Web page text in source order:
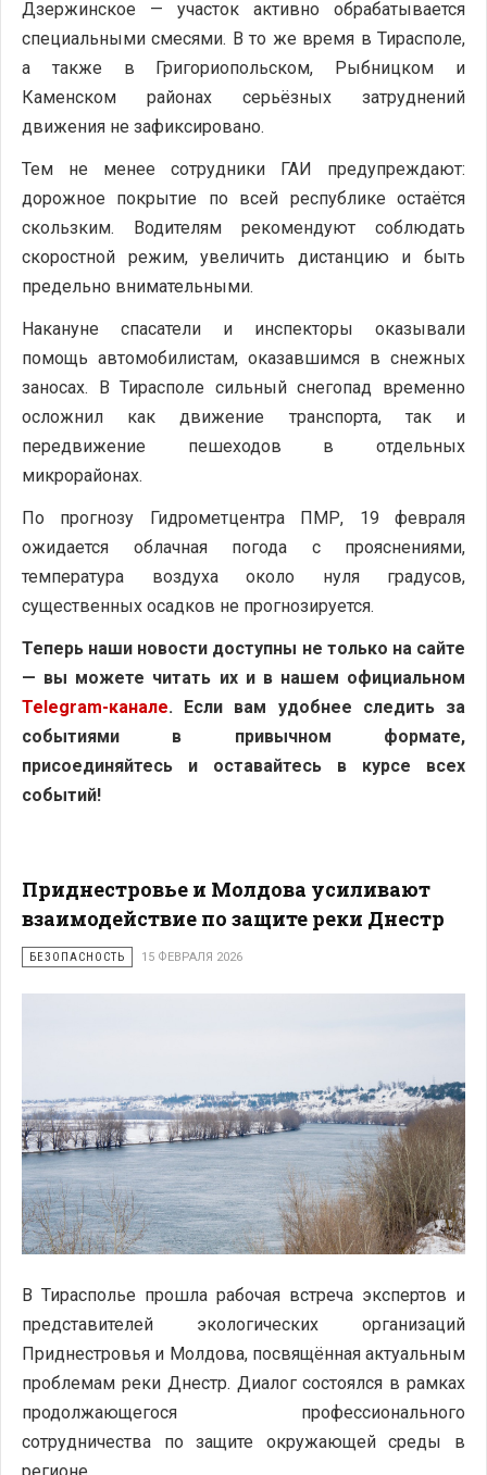
Дзержинское — участок активно обрабатывается
специальными смесями. В то же время в Тирасполе,
а также в Григориопольском, Рыбницком и
Каменском районах серьёзных затруднений
движения не зафиксировано.
Тем не менее сотрудники ГАИ предупреждают:
дорожное покрытие по всей республике остаётся
скользким. Водителям рекомендуют соблюдать
скоростной режим, увеличить дистанцию и быть
предельно внимательными.
Накануне спасатели и инспекторы оказывали
помощь автомобилистам, оказавшимся в снежных
заносах. В Тирасполе сильный снегопад временно
осложнил как движение транспорта, так и
передвижение пешеходов в отдельных
микрорайонах.
По прогнозу Гидрометцентра ПМР, 19 февраля
ожидается облачная погода с прояснениями,
температура воздуха около нуля градусов,
существенных осадков не прогнозируется.
Теперь наши новости доступны не только на сайте
— вы можете читать их и в нашем официальном
Telegram-канале. Если вам удобнее следить за
событиями в привычном формате,
присоединяйтесь и оставайтесь в курсе всех
событий!
Приднестровье и Молдова усиливают
взаимодействие по защите реки Днестр
БЕЗОПАСНОСТЬ 15 ФЕВРАЛЯ 2026
В Тирасполье прошла рабочая встреча экспертов и
представителей экологических организаций
Приднестровья и Молдова, посвящённая актуальным
проблемам реки Днестр. Диалог состоялся в рамках
продолжающегося профессионального
сотрудничества по защите окружающей среды в